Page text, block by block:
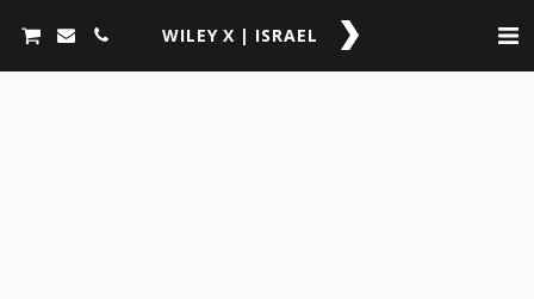
WILEY X | ISRAEL